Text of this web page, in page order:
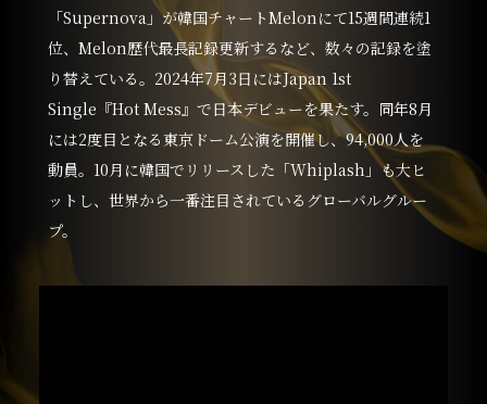
「Supernova」が韓国チャートMelonにて15週間連続1
位、Melon歴代最長記録更新するなど、数々の記録を塗
り替えている。2024年7月3日にはJapan 1st
Single『Hot Mess』で日本デビューを果たす。同年8月
には2度目となる東京ドーム公演を開催し、94,000人を
動員。10月に韓国でリリースした「Whiplash」も大ヒ
ットし、世界から一番注目されているグローバルグルー
プ。